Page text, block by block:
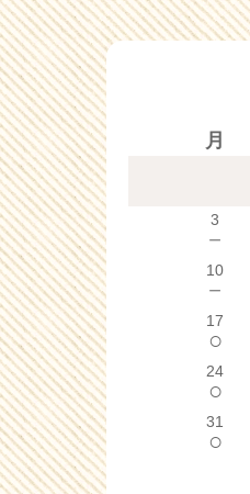
月
3
－
10
－
17
○
24
○
31
○